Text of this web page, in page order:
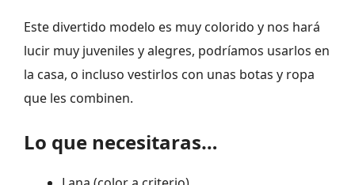
Este divertido modelo es muy colorido y nos hará
lucir muy juveniles y alegres, podríamos usarlos en
la casa, o incluso vestirlos con unas botas y ropa
que les combinen.
Lo que necesitaras…